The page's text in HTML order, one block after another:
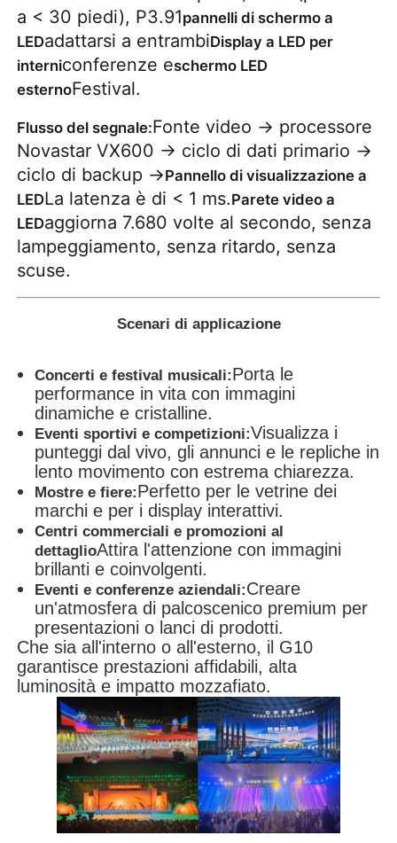
a < 30 piedi), P3.91pannelli di schermo a
LEDadattarsi a entrambiDisplay a LED per
interniconferenze eschermo LED
esternoFestival.
Flusso del segnale:Fonte video → processore
Novastar VX600 → ciclo di dati primario →
ciclo di backup →Pannello di visualizzazione a
LEDLa latenza è di < 1 ms.Parete video a
LEDaggiorna 7.680 volte al secondo, senza
lampeggiamento, senza ritardo, senza
scuse.
Scenari di applicazione
Concerti e festival musicali:Porta le
performance in vita con immagini
dinamiche e cristalline.
Eventi sportivi e competizioni:Visualizza i
punteggi dal vivo, gli annunci e le repliche in
lento movimento con estrema chiarezza.
Mostre e fiere:Perfetto per le vetrine dei
marchi e per i display interattivi.
Centri commerciali e promozioni al
dettaglioAttira l'attenzione con immagini
brillanti e coinvolgenti.
Eventi e conferenze aziendali:Creare
un'atmosfera di palcoscenico premium per
presentazioni o lanci di prodotti.
Che sia all'interno o all'esterno, il G10
garantisce prestazioni affidabili, alta
luminosità e impatto mozzafiato.